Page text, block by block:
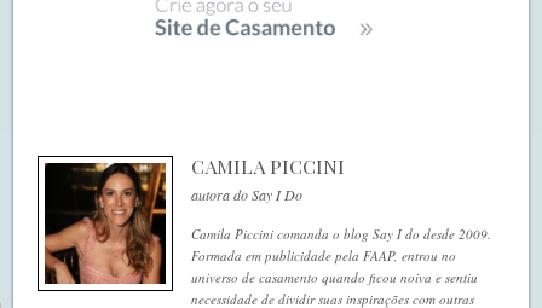
CAMILA PICCINI
autora do Say I Do
Camila Piccini comanda o blog Say I do desde 2009.
Formada em publicidade pela FAAP, entrou no
universo de casamento quando ficou noiva e sentiu
necessidade de dividir suas inspirações com outras